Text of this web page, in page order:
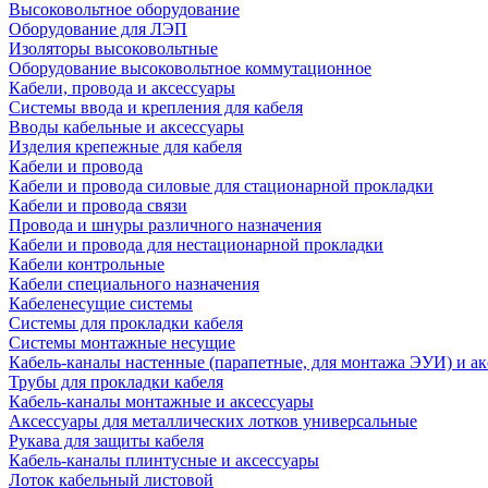
Высоковольтное оборудование
Оборудование для ЛЭП
Изоляторы высоковольтные
Оборудование высоковольтное коммутационное
Кабели, провода и аксессуары
Системы ввода и крепления для кабеля
Вводы кабельные и аксессуары
Изделия крепежные для кабеля
Кабели и провода
Кабели и провода силовые для стационарной прокладки
Кабели и провода связи
Провода и шнуры различного назначения
Кабели и провода для нестационарной прокладки
Кабели контрольные
Кабели специального назначения
Кабеленесущие системы
Системы для прокладки кабеля
Системы монтажные несущие
Кабель-каналы настенные (парапетные, для монтажа ЭУИ) и
Трубы для прокладки кабеля
Кабель-каналы монтажные и аксессуары
Аксессуары для металлических лотков универсальные
Рукава для защиты кабеля
Кабель-каналы плинтусные и аксессуары
Лоток кабельный листовой